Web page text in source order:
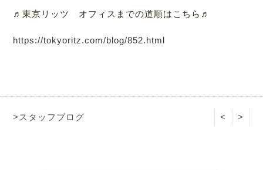
♬東京リッツ オフィスまでの道順はこちら♬
https://tokyoritz.com/blog/852.html
>スタッフブログ < >